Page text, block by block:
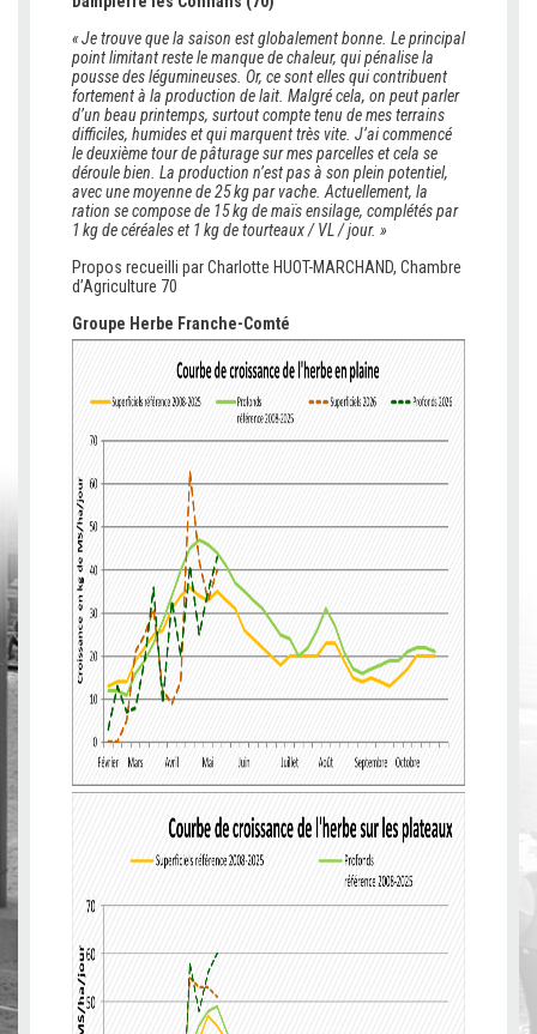
« Je trouve que la saison est globalement bonne. Le principal
point limitant reste le manque de chaleur, qui pénalise la
pousse des légumineuses. Or, ce sont elles qui contribuent
fortement à la production de lait. Malgré cela, on peut parler
d’un beau printemps, surtout compte tenu de mes terrains
difficiles, humides et qui marquent très vite. J’ai commencé
le deuxième tour de pâturage sur mes parcelles et cela se
déroule bien. La production n’est pas à son plein potentiel,
avec une moyenne de 25 kg par vache. Actuellement, la
ration se compose de 15 kg de maïs ensilage, complétés par
1 kg de céréales et 1 kg de tourteaux / VL / jour. »
Propos recueilli par Charlotte HUOT-MARCHAND, Chambre
d’Agriculture 70
Groupe Herbe Franche-Comté